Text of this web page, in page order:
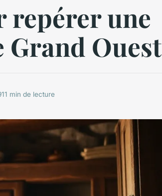
repérer une
Grand Ouest
11 min de lecture